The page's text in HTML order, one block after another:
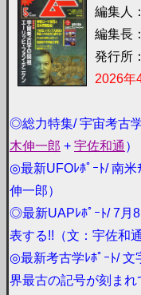
編集人
編集長：
発行所
2026年
◎総力特集/ 宇宙考古学
木伸一郎 + 宇佐和通 ）
◎最新UFOﾚﾎﾟｰﾄ/ 南
伸一郎）
◎最新UAPﾚﾎﾟｰﾄ/ 7月
表する!!（文：宇佐和通
◎最新考古学ﾚﾎﾟｰﾄ/ 文
界最古の記号が刻まれ